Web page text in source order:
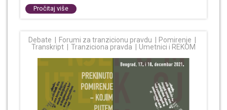
Pročitaj više
Debate Forumi za tranzicionu pravdu
Pomirenje
Transkript
Tranziciona pravda Umetnici i REKOM